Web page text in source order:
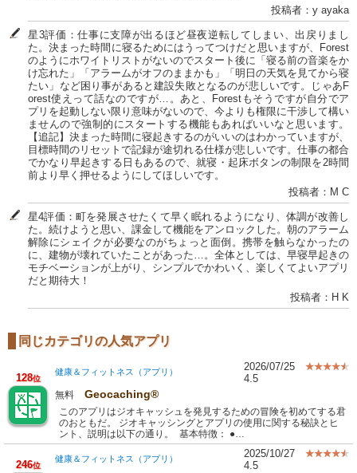
投稿者：y ayaka
星3評価：仕事に支障が出るほど昼夜逆転してしまい、出戻りまし
た。決まった時間に寝るためにはうってつけだと思いますが、Forest
のようにホワイトリストがないのでスタート後に「寝る前の音楽をか
け忘れた」「アラームがオフのままかも」「明日の天気を見てから寝
たい」など困り事があると建設失敗となるのが悲しいです。じゃあF
orest使えって話なのですが…。あと、Forestもそうですが自分でア
プリを起動しない限り意味がないので、今よりも権限に干渉して構い
ませんので強制的にスタートする機能もあればいいなと思います。
【追記】決まった時間に寝起きするのがいいのはわかっていますが、
目標時間のリセットで記録が途切れる仕様が悲しいです。仕事の都合
でかなり早起きする日もあるので、就寝・起床ボタンの制限を2時間
前より早く押せるようにしてほしいです。
投稿者：M C
星4評価：町を発展させたくて早く眠れるようになり、体調が改善し
た。続けようと思い、課金して機能をアンロックした。朝のアラーム
解除にシェイクが必要なのがちょっと面倒。携帯を触らなかったの
に、建物が壊れていたことがあった…。全体としては、早寝早起きの
モチベーションが上がり、シンプルでかわいく、楽しくてよいアプリ
だと期待大！
投稿者：H K
同じカテゴリの人気アプリ
128位
健康＆フィットネス（アプリ）
2026/07/25
4.5
無料 Geocaching®
このアプリはジオキャッシュを発見するための冒険を初めてする君
のおともだ。 ジオキャッシングとアプリの使用に関する秘訣とヒ
ント、説明は以下の通り。 基本特徴： ●…
246位
健康＆フィットネス（アプリ）
2025/10/27
4.5